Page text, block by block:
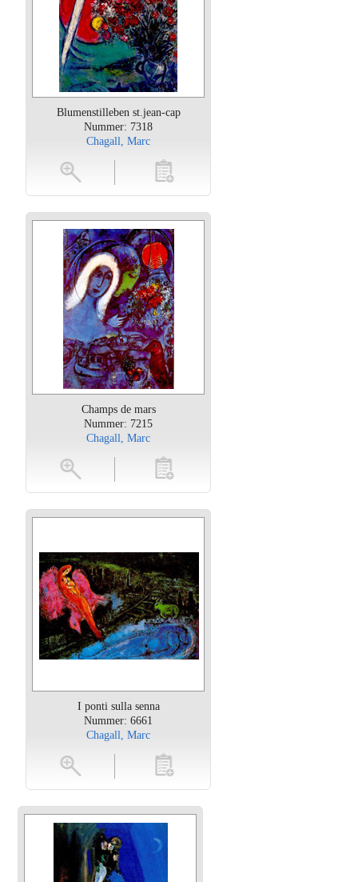
Blumenstilleben st.jean-cap
Nummer: 7318
Chagall, Marc
toevoegen
Champs de mars
Nummer: 7215
Chagall, Marc
toevoegen
I ponti sulla senna
Nummer: 6661
Chagall, Marc
toevoegen